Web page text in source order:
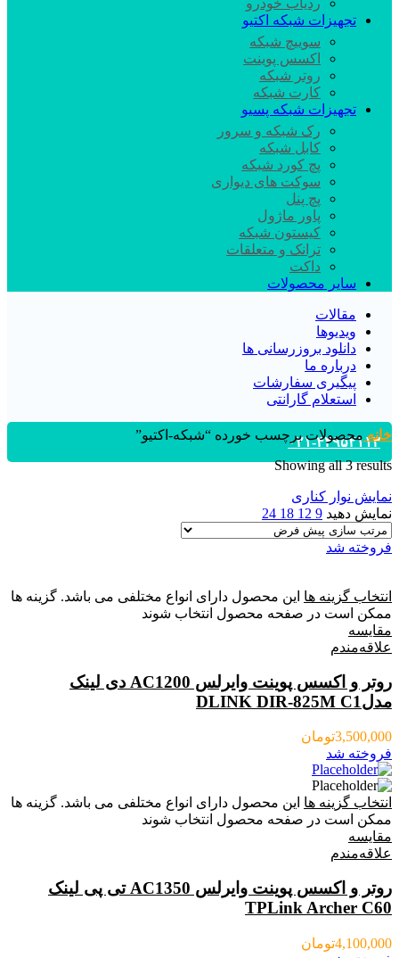
ردیاب خودرو
تجهیزات شبکه اکتیو
سوییچ شبکه
اکسس پوینت
روتر شبکه
کارت شبکه
تجهیزات شبکه پسیو
رک شبکه و سرور
کابل شبکه
پچ کورد شبکه
سوکت های دیواری
پچ پنل
پاور ماژول
کیستون شبکه
ترانک و متعلقات
داکت
سایر محصولات
مقالات
ویدیوها
دانلود بروزرسانی ها
درباره ما
پیگیری سفارشات
استعلام گارانتی
۰۲۱-۴۴۹۵۲۱۱۳خانه محصولات برچسب خورده “شبکه-اکتیو”
Showing all 3 results
نمایش نوار کناری
نمایش دهید 9
12
18
24
فروخته شد
انتخاب گزینه ها این محصول دارای انواع مختلفی می باشد. گزینه ها
ممکن است در صفحه محصول انتخاب شوند
مقایسه
علاقه‌مندم
روتر و اکسس پوینت وایرلس AC1200 دی لینک
مدلDLINK DIR-825M C1
3,500,000تومان
فروخته شد
انتخاب گزینه ها این محصول دارای انواع مختلفی می باشد. گزینه ها
ممکن است در صفحه محصول انتخاب شوند
مقایسه
علاقه‌مندم
روتر و اکسس پوینت وایرلس AC1350 تی پی لینک
TPLink Archer C60
4,100,000تومان